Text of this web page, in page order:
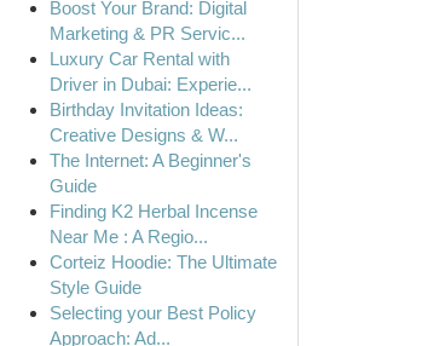
Boost Your Brand: Digital
Marketing & PR Servic...
Luxury Car Rental with
Driver in Dubai: Experie...
Birthday Invitation Ideas:
Creative Designs & W...
The Internet: A Beginner's
Guide
Finding K2 Herbal Incense
Near Me : A Regio...
Corteiz Hoodie: The Ultimate
Style Guide
Selecting your Best Policy
Approach: Ad...